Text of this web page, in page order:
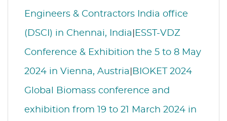
Engineers & Contractors India office
(DSCI) in Chennai, India ESST-VDZ
Conference & Exhibition the 5 to 8 May
2024 in Vienna, Austria BIOKET 2024
Global Biomass conference and
exhibition from 19 to 21 March 2024 in